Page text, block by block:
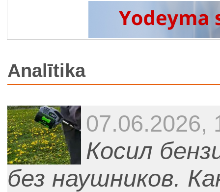
Analītika
07.06.2026,
Косил
без наушников.